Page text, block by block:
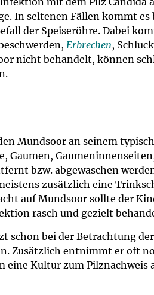
In seltenen Fällen kommt
der Speiseröhre. Dabei
Erbrechen,
nicht behandelt, können
Mundsoor an seinem
Gaumen,
bzw. abgewaschen
zusätzlich eine
auf Mundsoor sollte der
rasch und gezielt
schon bei der Betrachtung
Zusätzlich entnimmt er oft
eine Kultur zum Pilznachweis